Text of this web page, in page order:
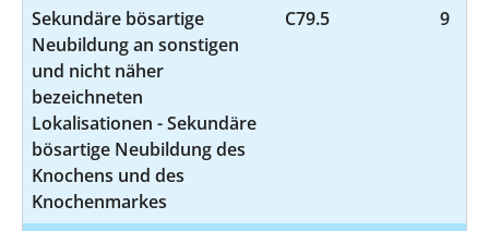
Sekundäre bösartige
Neubildung an sonstigen
und nicht näher
bezeichneten
Lokalisationen - Sekundäre
bösartige Neubildung des
Knochens und des
Knochenmarkes
C79.5 9